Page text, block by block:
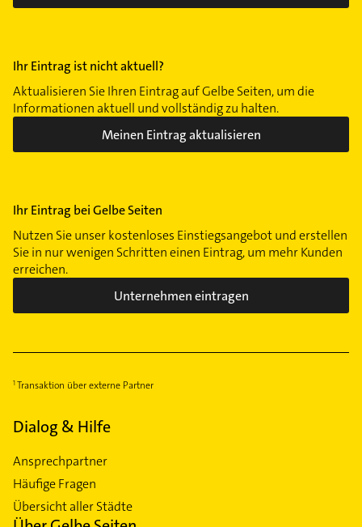
Ihr Eintrag ist nicht aktuell?
Aktualisieren Sie Ihren Eintrag auf Gelbe Seiten, um die
Informationen aktuell und vollständig zu halten.
Meinen Eintrag aktualisieren
Ihr Eintrag bei Gelbe Seiten
Nutzen Sie unser kostenloses Einstiegsangebot und erstellen
Sie in nur wenigen Schritten einen Eintrag, um mehr Kunden
erreichen.
Unternehmen eintragen
Transaktion über externe Partner
Dialog & Hilfe
Ansprechpartner
Häufige Fragen
Übersicht aller Städte